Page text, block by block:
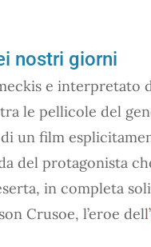
nostri giorni
e interpretato
le pellicole del
un film
del protagonista
in completa
Crusoe, l’eroe dell’